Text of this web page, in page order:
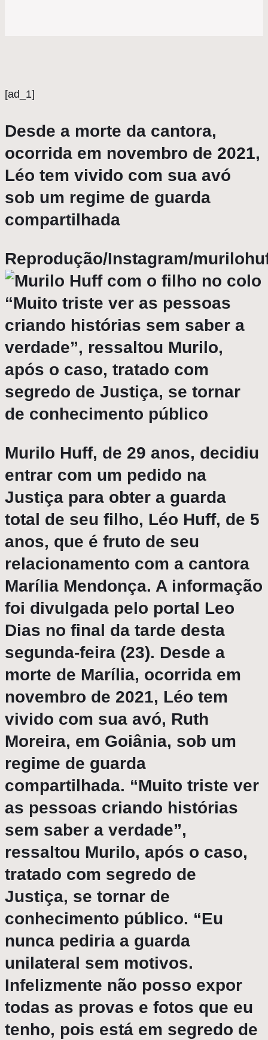
[ad_1]
Desde a morte da cantora,
ocorrida em novembro de 2021,
Léo tem vivido com sua avó
sob um regime de guarda
compartilhada
Reprodução/Instagram/
“Muito triste ver as pessoas
criando histórias sem saber a
verdade”, ressaltou Murilo,
após o caso, tratado com
segredo de Justiça, se tornar
de conhecimento público
Murilo Huff, de 29 anos, decidiu
entrar com um pedido na
Justiça para obter a guarda
total de seu filho, Léo Huff, de 5
anos, que é fruto de seu
relacionamento com a cantora
Marília Mendonça. A informação
foi divulgada pelo portal Leo
Dias no final da tarde desta
segunda-feira (23). Desde a
morte de Marília, ocorrida em
novembro de 2021, Léo tem
vivido com sua avó, Ruth
Moreira, em Goiânia, sob um
regime de guarda
compartilhada. “Muito triste ver
as pessoas criando histórias
sem saber a verdade”,
ressaltou Murilo, após o caso,
tratado com segredo de
Justiça, se tornar de
conhecimento público. “Eu
nunca pediria a guarda
unilateral sem motivos.
Infelizmente não posso expor
todas as provas e fotos que eu
tenho, pois está em segredo de